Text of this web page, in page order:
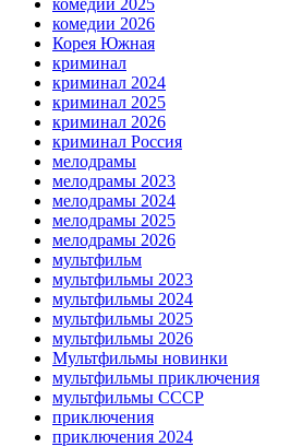
комедии 2025
комедии 2026
Корея Южная
криминал
криминал 2024
криминал 2025
криминал 2026
криминал Россия
мелодрамы
мелодрамы 2023
мелодрамы 2024
мелодрамы 2025
мелодрамы 2026
мультфильм
мультфильмы 2023
мультфильмы 2024
мультфильмы 2025
мультфильмы 2026
Мультфильмы новинки
мультфильмы приключения
мультфильмы СССР
приключения
приключения 2024